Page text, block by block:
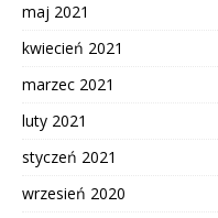
maj 2021
kwiecień 2021
marzec 2021
luty 2021
styczeń 2021
wrzesień 2020